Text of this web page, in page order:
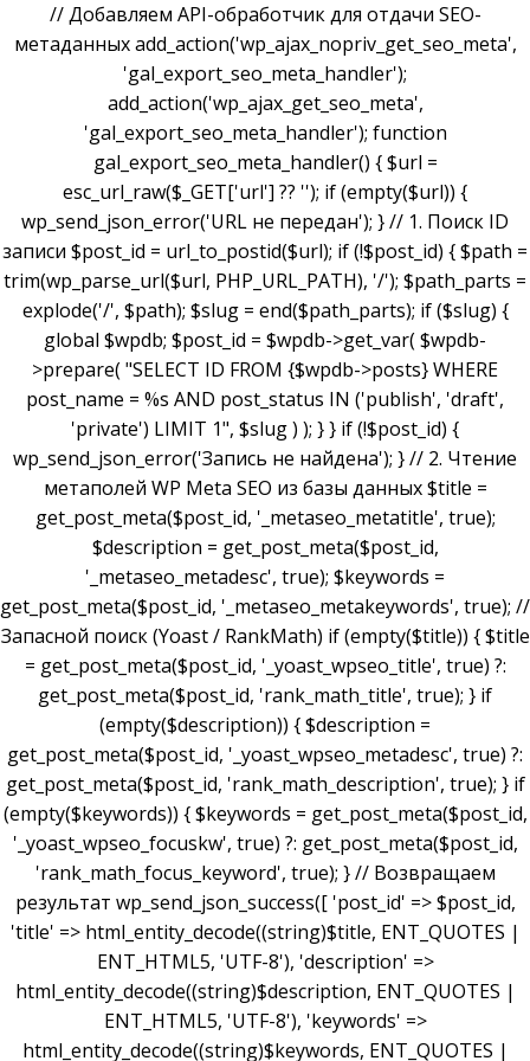
// Добавляем API-обработчик для отдачи SEO-
метаданных add_action('wp_ajax_nopriv_get_seo_meta',
'gal_export_seo_meta_handler');
add_action('wp_ajax_get_seo_meta',
'gal_export_seo_meta_handler'); function
gal_export_seo_meta_handler() { $url =
esc_url_raw($_GET['url'] ?? ''); if (empty($url)) {
wp_send_json_error('URL не передан'); } // 1. Поиск ID
записи $post_id = url_to_postid($url); if (!$post_id) { $path =
trim(wp_parse_url($url, PHP_URL_PATH), '/'); $path_parts =
explode('/', $path); $slug = end($path_parts); if ($slug) {
global $wpdb; $post_id = $wpdb->get_var( $wpdb-
>prepare( "SELECT ID FROM {$wpdb->posts} WHERE
post_name = %s AND post_status IN ('publish', 'draft',
'private') LIMIT 1", $slug ) ); } } if (!$post_id) {
wp_send_json_error('Запись не найдена'); } // 2. Чтение
метаполей WP Meta SEO из базы данных $title =
get_post_meta($post_id, '_metaseo_metatitle', true);
$description = get_post_meta($post_id,
'_metaseo_metadesc', true); $keywords =
get_post_meta($post_id, '_metaseo_metakeywords', true); //
Запасной поиск (Yoast / RankMath) if (empty($title)) { $title
= get_post_meta($post_id, '_yoast_wpseo_title', true) ?:
get_post_meta($post_id, 'rank_math_title', true); } if
(empty($description)) { $description =
get_post_meta($post_id, '_yoast_wpseo_metadesc', true) ?:
get_post_meta($post_id, 'rank_math_description', true); } if
(empty($keywords)) { $keywords = get_post_meta($post_id,
'_yoast_wpseo_focuskw', true) ?: get_post_meta($post_id,
'rank_math_focus_keyword', true); } // Возвращаем
результат wp_send_json_success([ 'post_id' => $post_id,
'title' => html_entity_decode((string)$title, ENT_QUOTES |
ENT_HTML5, 'UTF-8'), 'description' =>
html_entity_decode((string)$description, ENT_QUOTES |
ENT_HTML5, 'UTF-8'), 'keywords' =>
html_entity_decode((string)$keywords, ENT_QUOTES |